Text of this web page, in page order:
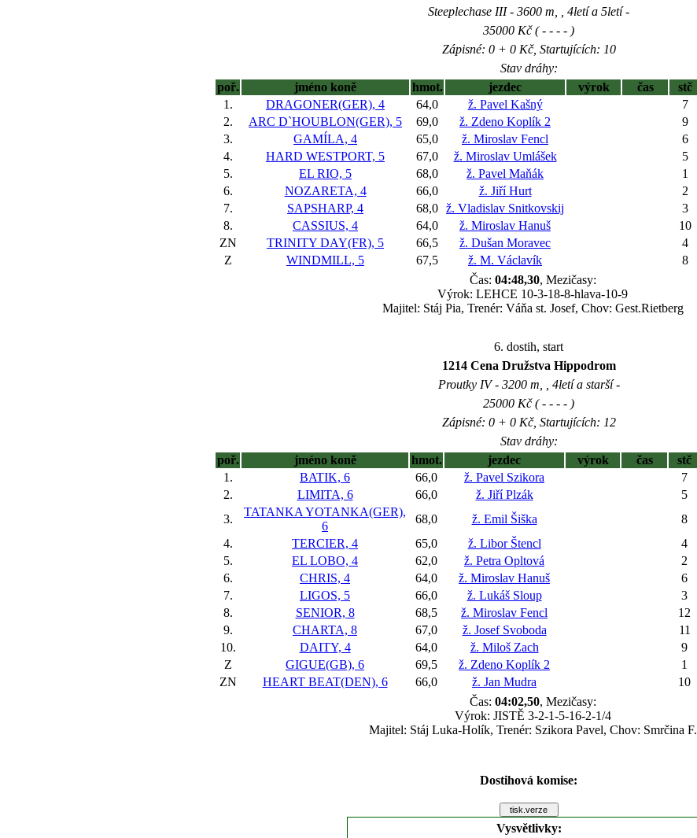
Steeplechase III - 3600 m, , 4letí a 5letí -
35000 Kč ( - - - - )
Zápisné: 0 + 0 Kč, Startujících: 10
Stav dráhy:
poř.
jméno koně hmot. jezdec výrok čas stč
1.
DRAGONER(GER), 4 64,0 ž. Pavel Kašný 7
2.
ARC D`HOUBLON(GER), 5 69,0 ž. Zdeno Koplík 2 9
3.
GAMÍLA, 4 65,0 ž. Miroslav Fencl 6
4.
HARD WESTPORT, 5 67,0 ž. Miroslav Umlášek 5
5.
EL RIO, 5 68,0 ž. Pavel Maňák 1
6.
NOZARETA, 4 66,0 ž. Jiří Hurt 2
7.
SAPSHARP, 4 68,0 ž. Vladislav Snitkovskij 3
8.
CASSIUS, 4 64,0 ž. Miroslav Hanuš 10
ZN
TRINITY DAY(FR), 5 66,5 ž. Dušan Moravec 4
Z
WINDMILL, 5 67,5 ž. M. Václavík 8
Čas: 04:48,30, Mezičasy:
Výrok: LEHCE 10-3-18-8-hlava-10-9
Majitel: Stáj Pia, Trenér: Váňa st. Josef, Chov: Gest.Rietberg
6. dostih, start
1214 Cena Družstva Hippodrom
Proutky IV - 3200 m, , 4letí a starší -
25000 Kč ( - - - - )
Zápisné: 0 + 0 Kč, Startujících: 12
Stav dráhy:
poř.
jméno koně hmot. jezdec výrok čas stč
1.
BATIK, 6 66,0 ž. Pavel Szikora 7
2.
LIMITA, 6 66,0 ž. Jiří Plzák 5
3.
TATANKA YOTANKA(GER),
6
68,0 ž. Emil Šiška 8
4.
TERCIER, 4 65,0 ž. Libor Štencl 4
5.
EL LOBO, 4 62,0 ž. Petra Opltová 2
6.
CHRIS, 4 64,0 ž. Miroslav Hanuš 6
7.
LIGOS, 5 66,0 ž. Lukáš Sloup 3
8.
SENIOR, 8 68,5 ž. Miroslav Fencl 12
9.
CHARTA, 8 67,0 ž. Josef Svoboda 11
10.
DAITY, 4 64,0 ž. Miloš Zach 9
Z
GIGUE(GB), 6 69,5 ž. Zdeno Koplík 2 1
ZN
HEART BEAT(DEN), 6 66,0 ž. Jan Mudra 10
Čas: 04:02,50, Mezičasy:
Výrok: JISTĚ 3-2-1-5-16-2-1/4
Majitel: Stáj Luka-Holík, Trenér: Szikora Pavel, Chov: Smrčina F.
Dostihová komise:
Vysvětlivky: